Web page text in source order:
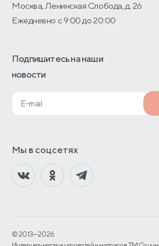
Москва, Ленинская Слобода, д. 26
Ежедневно с 9:00 до 20:00
Подпишитесь на наши
новости
Мы в соцсетях
© 2013—2026